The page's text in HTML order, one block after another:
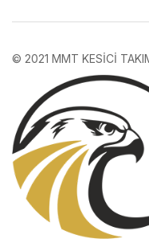
© 2021 MMT KESİCİ